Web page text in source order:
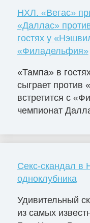
НХЛ. «Вегас»
«Даллас»
гостях у
«Филадельфия»
«Тампа» в
сыграет против
встретится с
чемпионат
Секс-скандал в
одноклубника
Удивительный
из самых